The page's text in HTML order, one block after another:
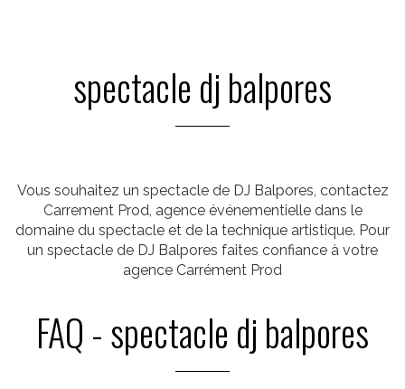
spectacle dj balpores
Vous souhaitez un spectacle de DJ Balpores, contactez
Carrement Prod, agence événementielle dans le
domaine du spectacle et de la technique artistique. Pour
un spectacle de DJ Balpores faites confiance à votre
agence Carrément Prod
FAQ - spectacle dj balpores